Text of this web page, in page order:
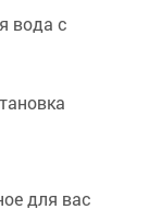
вода с
для вас